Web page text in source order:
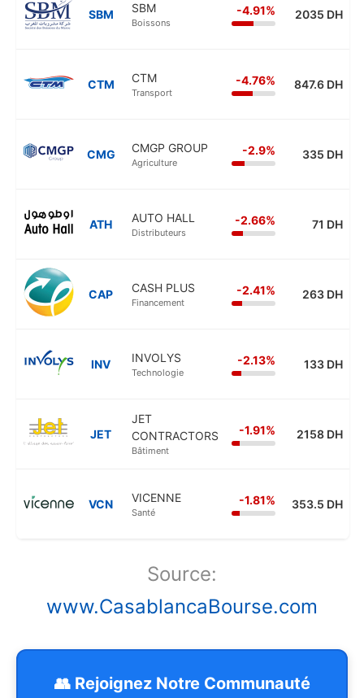
SBM SBM
Boissons
-4.91% 2035 DH
CTM CTM
Transport
-4.76% 847.6 DH
CMG CMGP GROUP
Agriculture
-2.9% 335 DH
ATH AUTO HALL
Distributeurs
-2.66% 71 DH
CAP CASH PLUS
Financement
-2.41% 263 DH
INV INVOLYS
Technologie
-2.13% 133 DH
JET
JET
CONTRACTORS
Bâtiment
-1.91% 2158 DH
VCN VICENNE
Santé
-1.81% 353.5 DH
Source:
www.CasablancaBourse.com
👥 Rejoignez Notre Communauté